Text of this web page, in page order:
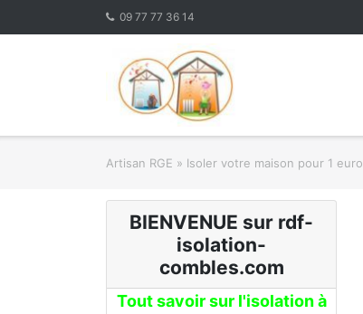
09 77 77 36 14
Artisan RGE » Isoler votre maison pour 1 euro
BIENVENUE sur rdf-
isolation-
combles.com
Tout savoir sur l'isolation à